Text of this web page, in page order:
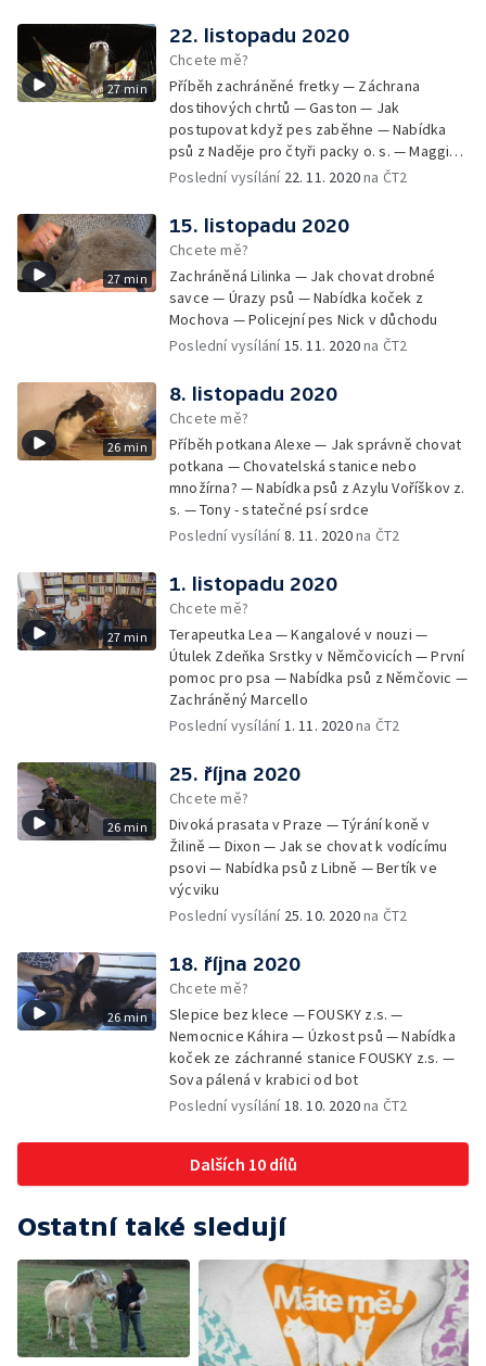
27 min
22. listopadu 2020
Chcete mě?
Příběh zachráněné fretky — Záchrana
dostihových chrtů — Gaston — Jak
postupovat když pes zaběhne — Nabídka
psů z Naděje pro čtyři packy o. s. — Maggie -
aktivní stáří v kočárku
Poslední vysílání 22. 11. 2020na ČT2
27 min
15. listopadu 2020
Chcete mě?
Zachráněná Lilinka — Jak chovat drobné
savce — Úrazy psů — Nabídka koček z
Mochova — Policejní pes Nick v důchodu
Poslední vysílání15. 11. 2020na ČT2
26 min
8. listopadu 2020
Chcete mě?
Příběh potkana Alexe — Jak správně chovat
potkana — Chovatelská stanice nebo
množírna? — Nabídka psů z Azylu Voříškov z.
s. — Tony - statečné psí srdce
Poslední vysílání8. 11. 2020na ČT2
27 min
1. listopadu 2020
Chcete mě?
Terapeutka Lea — Kangalové v nouzi —
Útulek Zdeňka Srstky v Němčovicích — První
pomoc pro psa — Nabídka psů z Němčovic —
Zachráněný Marcello
Poslední vysílání1. 11. 2020na ČT2
26 min
25. října 2020
Chcete mě?
Divoká prasata v Praze — Týrání koně v
Žilině — Dixon — Jak se chovat k vodícímu
psovi — Nabídka psů z Libně — Bertík ve
výcviku
Poslední vysílání 25. 10. 2020na ČT2
26 min
18. října 2020
Chcete mě?
Slepice bez klece — FOUSKY z.s. —
Nemocnice Káhira — Úzkost psů — Nabídka
koček ze záchranné stanice FOUSKY z.s. —
Sova pálená v krabici od bot
Poslední vysílání18. 10. 2020na ČT2
Dalších 10 dílů
Ostatní také sledují